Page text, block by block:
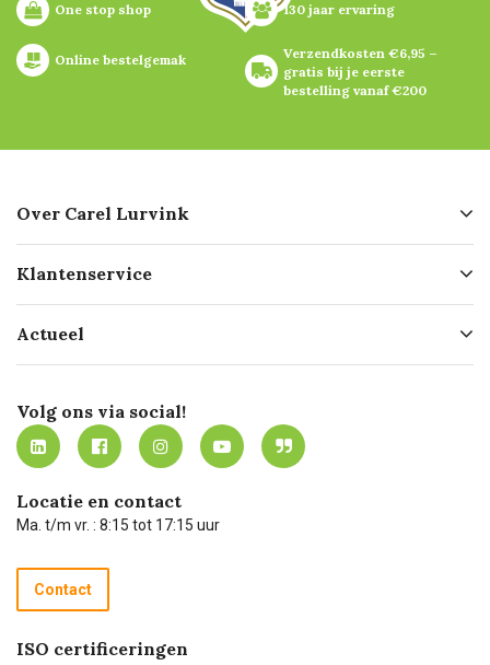
One stop shop 130 jaar ervaring
Online bestelgemak
Verzendkosten €6,95 –
gratis bij je eerste
bestelling vanaf €200
Over Carel Lurvink
Geschiedenis
Missie
Werken bij Carel Lurvink
MVO
Klantenservice
Bezorgen
Mijn Carel Lurvink
Mijn Carel Lurvink instructievideo's
Carel Lurvink App
Hulp op afstand
Technische dienst
Recycle programma
Betalen
Actueel
Innovation LAB
Tevreden klanten
Carel Lurvink Blog
Carel de podcast
Volg ons via social!
Locatie en contact
Ma. t/m vr. : 8:15 tot 17:15 uur
Contact
ISO certificeringen